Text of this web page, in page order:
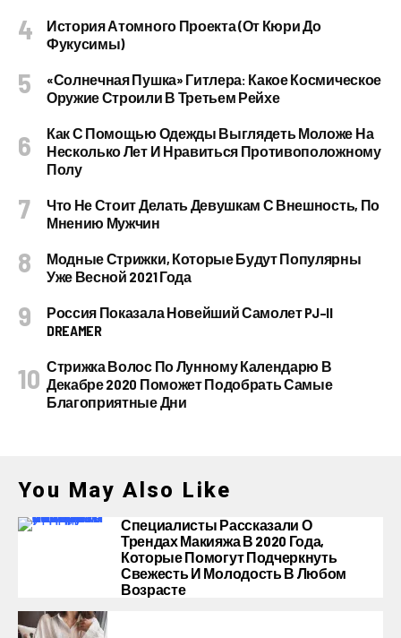
История Атомного Проекта (от Кюри До
Фукусимы)
«Солнечная Пушка» Гитлера: Какое Космическое
Оружие Строили В Третьем Рейхе
Как С Помощью Одежды Выглядеть Моложе На
Несколько Лет И Нравиться Противоположному
Полу
Что Не Стоит Делать Девушкам С Внешность, По
Мнению Мужчин
Модные Стрижки, Которые Будут Популярны
Уже Весной 2021 Года
Россия Показала Новейший Самолет PJ–II
DREAMER
Стрижка Волос По Лунному Календарю В
Декабре 2020 Поможет Подобрать Самые
Благоприятные Дни
You May Also Like
Специалисты Рассказали О
Трендах Макияжа В 2020 Года,
Которые Помогут Подчеркнуть
Свежесть И Молодость В Любом
Возрасте